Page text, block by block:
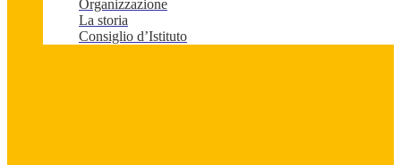
Organizzazione
La storia
Consiglio d’Istituto